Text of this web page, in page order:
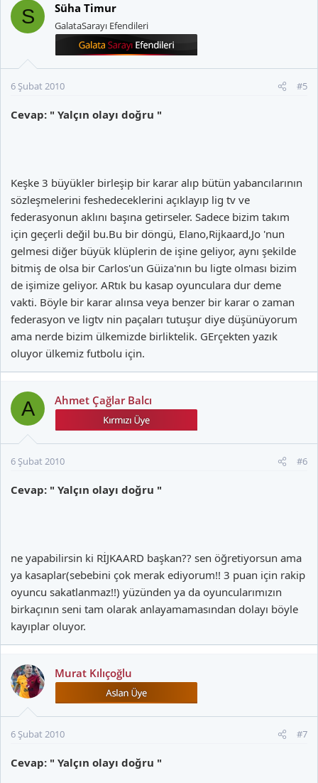
S Süha Timur
GalataSarayı Efendileri
6 Şubat 2010 #5
Cevap: " Yalçın olayı doğru "
Keşke 3 büyükler birleşip bir karar alıp bütün yabancılarının
sözleşmelerini feshedeceklerini açıklayıp lig tv ve
federasyonun aklını başına getirseler. Sadece bizim takım
için geçerli değil bu.Bu bir döngü, Elano,Rijkaard,Jo 'nun
gelmesi diğer büyük klüplerin de işine geliyor, aynı şekilde
bitmiş de olsa bir Carlos'un Güiza'nın bu ligte olması bizim
de işimize geliyor. ARtık bu kasap oyunculara dur deme
vakti. Böyle bir karar alınsa veya benzer bir karar o zaman
federasyon ve ligtv nin paçaları tutuşur diye düşünüyorum
ama nerde bizim ülkemizde birliktelik. GErçekten yazık
oluyor ülkemiz futbolu için.
A Ahmet Çağlar Balcı
6 Şubat 2010 #6
Cevap: " Yalçın olayı doğru "
ne yapabilirsin ki RİJKAARD başkan?? sen öğretiyorsun ama
ya kasaplar(sebebini çok merak ediyorum!! 3 puan için rakip
oyuncu sakatlanmaz!!) yüzünden ya da oyuncularımızın
birkaçının seni tam olarak anlayamamasından dolayı böyle
kayıplar oluyor.
Murat Kılıçoğlu
6 Şubat 2010 #7
Cevap: " Yalçın olayı doğru "